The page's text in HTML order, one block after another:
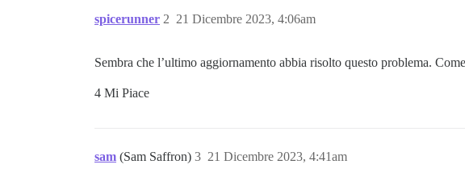
spicerunner 21 Dicembre 2023, 4:06am
2
Sembra che l’ultimo aggiornamento abbia risolto questo problema.
4 Mi Piace
sam (Sam Saffron) 21 Dicembre 2023, 4:41am
3